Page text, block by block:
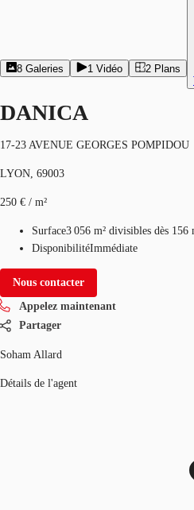
8 Galeries 1 Vidéo 2 Plans
DANICA
17-23 AVENUE GEORGES POMPIDOU
LYON, 69003
250 € / m²
Surface3 056 m² divisibles dès 156
DisponibilitéImmédiate
Nous contacter
Appelez maintenant
Partager
Soham Allard
Détails de l'agent